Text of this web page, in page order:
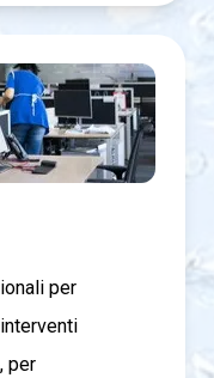
per
per